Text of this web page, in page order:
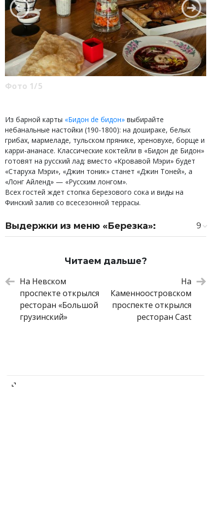
Фото 1/5
Из барной карты «Бидон de бидон» выбирайте
небанальные настойки (190-1800): на дошираке, белых
грибах, мармеладе, тульском прянике, хреновухе, борще и
карри-ананасе. Классические коктейли в «Бидон де Бидон»
готовят на русский лад: вместо «Кровавой Мэри» будет
«Старуха Мэри», «Джин тоник» станет «Джин Тоней», а
«Лонг Айленд» — «Русским лонгом».
Всех гостей ждет стопка березового сока и виды на
Финский залив со всесезонной террасы.
Выдержки из меню «Березка»:
9
Котлета по-киевски с манго и халапеньо
Чебурек с бараниной кимчи
380 ₽
Орешки с бобовой пастой и шоколадом
100 ₽
Коктейль «Старуха Мэри»
450 ₽
Коктейль «Джин Тоня»
450 ₽
Читаем дальше?
На Невском
проспекте открылся
ресторан «Большой
грузинский»
На
Каменноостровском
проспекте открылся
ресторан Cast